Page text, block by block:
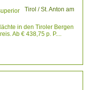
Tirol / St. Anton am
in den Tiroler Bergen
Ab € 438,75 p. P....